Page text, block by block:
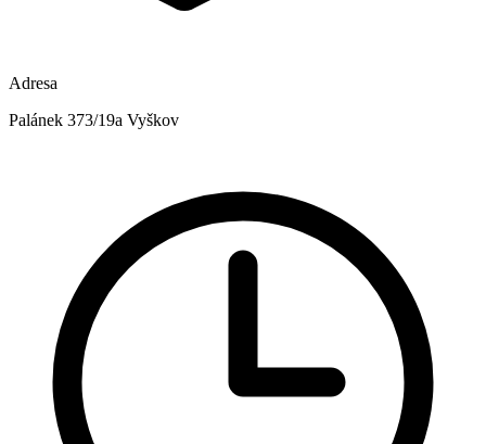
Adresa
Palánek 373/19a Vyškov